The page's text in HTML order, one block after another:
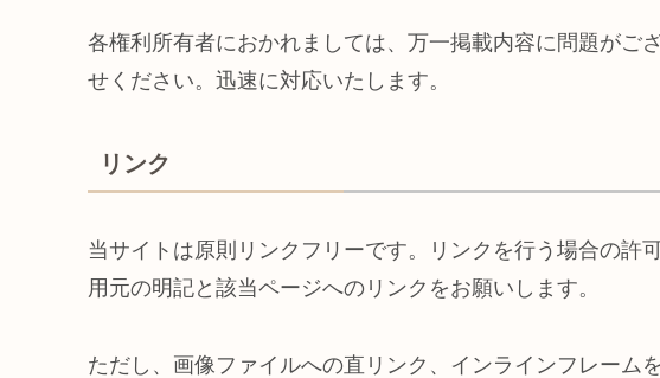
各権利所有者におかれましては、万一掲載内容に問題がご
せください。迅速に対応いたします。
リンク
当サイトは原則リンクフリーです。リンクを行う場合の許
用元の明記と該当ページへのリンクをお願いします。
ただし、画像ファイルへの直リンク、インラインフレーム